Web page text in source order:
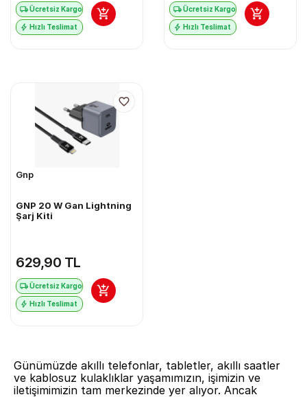
Ücretsiz Kargo
Hızlı Teslimat
Ücretsiz Kargo
Hızlı Teslimat
Gnp
GNP 20 W Gan Lightning
Şarj Kiti
629,90 TL
Ücretsiz Kargo
Hızlı Teslimat
Günümüzde akıllı telefonlar, tabletler, akıllı saatler
ve kablosuz kulaklıklar yaşamımızın, işimizin ve
iletişimimizin tam merkezinde yer alıyor. Ancak